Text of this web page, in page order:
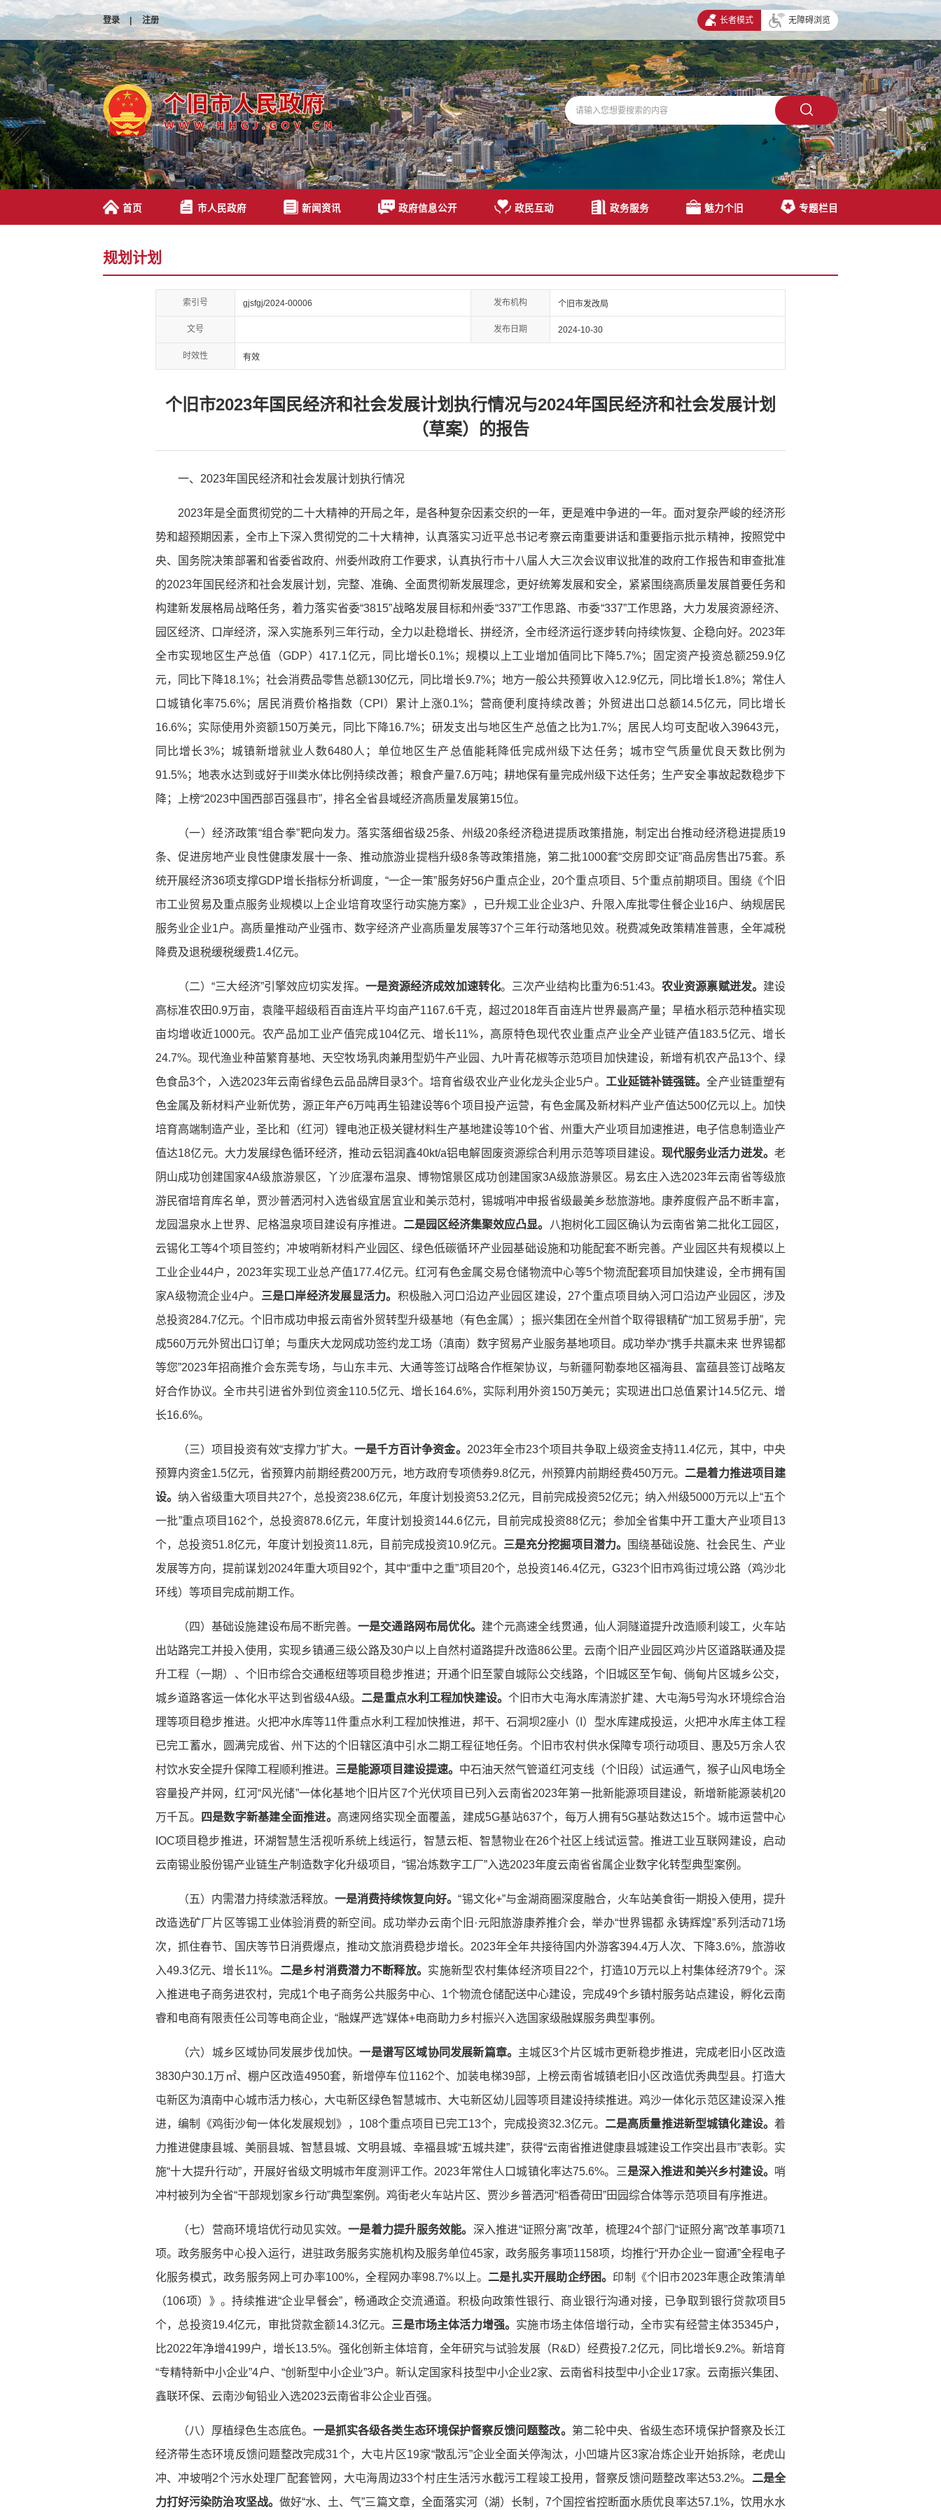
登录 | 注册 长者模式 无障碍浏览
首页 市人民政府 新闻资讯 政府信息公开 政民互动 政务服务 魅力个旧 专题栏目
规划计划
索引号 gjsfgj/2024-00006 发布机构 个旧市发改局
文号 发布日期 2024-10-30
时效性 有效
个旧市2023年国民经济和社会发展计划执行情况与2024年国民经济和社会发展计划
（草案）的报告
一、2023年国民经济和社会发展计划执行情况
2023年是全面贯彻党的二十大精神的开局之年，是各种复杂因素交织的一年，更是难中争进的一年。面对复杂严峻的经济形
势和超预期因素，全市上下深入贯彻党的二十大精神，认真落实习近平总书记考察云南重要讲话和重要指示批示精神，按照党中
央、国务院决策部署和省委省政府、州委州政府工作要求，认真执行市十八届人大三次会议审议批准的政府工作报告和审查批准
的2023年国民经济和社会发展计划，完整、准确、全面贯彻新发展理念，更好统筹发展和安全，紧紧围绕高质量发展首要任务和
构建新发展格局战略任务，着力落实省委“3815”战略发展目标和州委“337”工作思路、市委“337”工作思路，大力发展资源经济、
园区经济、口岸经济，深入实施系列三年行动，全力以赴稳增长、拼经济，全市经济运行逐步转向持续恢复、企稳向好。2023年
全市实现地区生产总值（GDP）417.1亿元，同比增长0.1%；规模以上工业增加值同比下降5.7%；固定资产投资总额259.9亿
元，同比下降18.1%；社会消费品零售总额130亿元，同比增长9.7%；地方一般公共预算收入12.9亿元，同比增长1.8%；常住人
口城镇化率75.6%；居民消费价格指数（CPI）累计上涨0.1%；营商便利度持续改善；外贸进出口总额14.5亿元，同比增长
16.6%；实际使用外资额150万美元，同比下降16.7%；研发支出与地区生产总值之比为1.7%；居民人均可支配收入39643元，
同比增长3%；城镇新增就业人数6480人；单位地区生产总值能耗降低完成州级下达任务；城市空气质量优良天数比例为
91.5%；地表水达到或好于Ⅲ类水体比例持续改善；粮食产量7.6万吨；耕地保有量完成州级下达任务；生产安全事故起数稳步下
降；上榜“2023中国西部百强县市”，排名全省县域经济高质量发展第15位。
（一）经济政策“组合拳”靶向发力。落实落细省级25条、州级20条经济稳进提质政策措施，制定出台推动经济稳进提质19
条、促进房地产业良性健康发展十一条、推动旅游业提档升级8条等政策措施，第二批1000套“交房即交证”商品房售出75套。系
统开展经济36项支撑GDP增长指标分析调度，“一企一策”服务好56户重点企业，20个重点项目、5个重点前期项目。围绕《个旧
市工业贸易及重点服务业规模以上企业培育攻坚行动实施方案》，已升规工业企业3户、升限入库批零住餐企业16户、纳规居民
服务业企业1户。高质量推动产业强市、数字经济产业高质量发展等37个三年行动落地见效。税费减免政策精准普惠，全年减税
降费及退税缓税缓费1.4亿元。
（二）“三大经济”引擎效应切实发挥。 一是资源经济成效加速转化。三次产业结构比重为6:51:43。农业资源禀赋迸发。 建设
高标准农田0.9万亩，袁隆平超级稻百亩连片平均亩产1167.6千克，超过2018年百亩连片世界最高产量；旱植水稻示范种植实现
亩均增收近1000元。农产品加工业产值完成104亿元、增长11%，高原特色现代农业重点产业全产业链产值183.5亿元、增长
24.7%。现代渔业种苗繁育基地、天空牧场乳肉兼用型奶牛产业园、九叶青花椒等示范项目加快建设，新增有机农产品13个、绿
色食品3个，入选2023年云南省绿色云品品牌目录3个。培育省级农业产业化龙头企业5户。 工业延链补链强链。全产业链重塑有
色金属及新材料产业新优势，源正年产6万吨再生铅建设等6个项目投产运营，有色金属及新材料产业产值达500亿元以上。加快
培育高端制造产业，圣比和（红河）锂电池正极关键材料生产基地建设等10个省、州重大产业项目加速推进，电子信息制造业产
值达18亿元。大力发展绿色循环经济，推动云铝润鑫40kt/a铝电解固废资源综合利用示范等项目建设。 现代服务业活力迸发。老
阴山成功创建国家4A级旅游景区，丫沙底瀑布温泉、博物馆景区成功创建国家3A级旅游景区。易玄庄入选2023年云南省等级旅
游民宿培育库名单，贾沙普洒河村入选省级宜居宜业和美示范村，锡城哨冲申报省级最美乡愁旅游地。康养度假产品不断丰富，
龙园温泉水上世界、尼格温泉项目建设有序推进。 二是园区经济集聚效应凸显。
八抱树化工园区确认为云南省第二批化工园区，
云锡化工等4个项目签约；冲坡哨新材料产业园区、绿色低碳循环产业园基础设施和功能配套不断完善。产业园区共有规模以上
工业企业44户，2023年实现工业总产值177.4亿元。红河有色金属交易仓储物流中心等5个物流配套项目加快建设，全市拥有国
家A级物流企业4户。 三是口岸经济发展显活力。 积极融入河口沿边产业园区建设，27个重点项目纳入河口沿边产业园区，涉及
总投资284.7亿元。个旧市成功申报云南省外贸转型升级基地（有色金属）；振兴集团在全州首个取得银精矿“加工贸易手册”，完
成560万元外贸出口订单；与重庆大龙网成功签约龙工场（滇南）数字贸易产业服务基地项目。成功举办“携手共赢未来 世界锡都
等您”2023年招商推介会东莞专场，与山东丰元、大通等签订战略合作框架协议，与新疆阿勒泰地区福海县、富蕴县签订战略友
好合作协议。全市共引进省外到位资金110.5亿元、增长164.6%，实际利用外资150万美元；实现进出口总值累计14.5亿元、增
长16.6%。
（三）项目投资有效“支撑力”扩大。 一是千方百计争资金。 2023年全市23个项目共争取上级资金支持11.4亿元，其中，中央
预算内资金1.5亿元，省预算内前期经费200万元，地方政府专项债券9.8亿元，州预算内前期经费450万元。 二是着力推进项目建
设。 纳入省级重大项目共27个，总投资238.6亿元，年度计划投资53.2亿元，目前完成投资52亿元；纳入州级5000万元以上“五个
一批”重点项目162个，总投资878.6亿元，年度计划投资144.6亿元，目前完成投资88亿元；参加全省集中开工重大产业项目13
个，总投资51.8亿元，年度计划投资11.8元，目前完成投资10.9亿元。 三是充分挖掘项目潜力。
围绕基础设施、社会民生、产业
发展等方向，提前谋划2024年重大项目92个，其中“重中之重”项目20个，总投资146.4亿元，G323个旧市鸡街过境公路（鸡沙北
环线）等项目完成前期工作。
（四）基础设施建设布局不断完善。一是交通路网布局优化。 建个元高速全线贯通，仙人洞隧道提升改造顺利竣工，火车站
出站路完工并投入使用，实现乡镇通三级公路及30户以上自然村道路提升改造86公里。云南个旧产业园区鸡沙片区道路联通及提
升工程（一期）、个旧市综合交通枢纽等项目稳步推进；开通个旧至蒙自城际公交线路，个旧城区至乍甸、倘甸片区城乡公交，
城乡道路客运一体化水平达到省级4A级。 二是重点水利工程加快建设。 个旧市大屯海水库清淤扩建、大屯海5号沟水环境综合治
理等项目稳步推进。火把冲水库等11件重点水利工程加快推进，邦干、石洞坝2座小（Ι）型水库建成投运，火把冲水库主体工程
已完工蓄水，圆满完成省、州下达的个旧辖区滇中引水二期工程征地任务。个旧市农村供水保障专项行动项目、惠及5万余人农
村饮水安全提升保障工程顺利推进。 三是能源项目建设提速。 中石油天然气管道红河支线（个旧段）试运通气，猴子山风电场全
容量投产并网，红河“风光储”一体化基地个旧片区7个光伏项目已列入云南省2023年第一批新能源项目建设，新增新能源装机20
万千瓦。
四是数字新基建全面推进。 高速网络实现全面覆盖，建成5G基站637个，每万人拥有5G基站数达15个。城市运营中心
IOC项目稳步推进，环湖智慧生活视听系统上线运行，智慧云柜、智慧物业在26个社区上线试运营。推进工业互联网建设，启动
云南锡业股份锡产业链生产制造数字化升级项目，“锡冶炼数字工厂”入选2023年度云南省省属企业数字化转型典型案例。
（五）内需潜力持续激活释放。一是消费持续恢复向好。“锡文化+”与金湖商圈深度融合，火车站美食街一期投入使用，提升
改造选矿厂片区等锡工业体验消费的新空间。成功举办云南个旧·元阳旅游康养推介会，举办“世界锡都 永铸辉煌”系列活动71场
次，抓住春节、国庆等节日消费爆点，推动文旅消费稳步增长。2023年全年共接待国内外游客394.4万人次、下降3.6%，旅游收
入49.3亿元、增长11%。 二是乡村消费潜力不断释放。 实施新型农村集体经济项目22个，打造10万元以上村集体经济79个。深
入推进电子商务进农村，完成1个电子商务公共服务中心、1个物流仓储配送中心建设，完成49个乡镇村服务站点建设，孵化云南
睿和电商有限责任公司等电商企业，“融媒严选”媒体+电商助力乡村振兴入选国家级融媒服务典型事例。
（六）城乡区域协同发展步伐加快。一是谱写区域协同发展新篇章。 主城区3个片区城市更新稳步推进，完成老旧小区改造
3830户30.1万㎡、棚户区改造4950套，新增停车位1162个、加装电梯39部，上榜云南省城镇老旧小区改造优秀典型县。打造大
屯新区为滇南中心城市活力核心，大屯新区绿色智慧城市、大屯新区幼儿园等项目建设持续推进。鸡沙一体化示范区建设深入推
进，编制《鸡街沙甸一体化发展规划》，108个重点项目已完工13个，完成投资32.3亿元。 二是高质量推进新型城镇化建设。着
力推进健康县城、美丽县城、智慧县城、文明县城、幸福县城“五城共建”，获得“云南省推进健康县城建设工作突出县市”表彰。实
施“十大提升行动”，开展好省级文明城市年度测评工作。2023年常住人口城镇化率达75.6%。三是深入推进和美兴乡村建设。 哨
冲村被列为全省“干部规划家乡行动”典型案例。鸡街老火车站片区、贾沙乡普洒河“稻香荷田”田园综合体等示范项目有序推进。
（七）营商环境培优行动见实效。一是着力提升服务效能。 深入推进“证照分离”改革，梳理24个部门“证照分离”改革事项71
项。政务服务中心投入运行，进驻政务服务实施机构及服务单位45家，政务服务事项1158项，均推行“开办企业一窗通”全程电子
化服务模式，政务服务网上可办率100%，全程网办率98.7%以上。 二是扎实开展助企纾困。 印制《个旧市2023年惠企政策清单
（106项）》。持续推进“企业早餐会”，畅通政企交流通道。积极向政策性银行、商业银行沟通对接，已争取到银行贷款项目5
个，总投资19.4亿元，审批贷款金额14.3亿元。 三是市场主体活力增强。 实施市场主体倍增行动，全市实有经营主体35345户，
比2022年净增4199户，增长13.5%。强化创新主体培育，全年研究与试验发展（R&D）经费投7.2亿元，同比增长9.2%。新培育
“专精特新中小企业”4户、“创新型中小企业”3户。新认定国家科技型中小企业2家、云南省科技型中小企业17家。云南振兴集团、
鑫联环保、云南沙甸铅业入选2023云南省非公企业百强。
（八）厚植绿色生态底色。 一是抓实各级各类生态环境保护督察反馈问题整改。 第二轮中央、省级生态环境保护督察及长江
经济带生态环境反馈问题整改完成31个，大屯片区19家“散乱污”企业全面关停淘汰，小凹塘片区3家冶炼企业开始拆除，老虎山
冲、冲坡哨2个污水处理厂配套管网，大屯海周边33个村庄生活污水截污工程竣工投用，督察反馈问题整改率达53.2%。 二是全
力打好污染防治攻坚战。 做好“水、土、气”三篇文章，全面落实河（湖）长制，7个国控省控断面水质优良率达57.1%，饮用水水